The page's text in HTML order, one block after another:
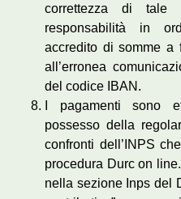
correttezza di
responsabilità in
accredito di somme a
all’erronea
del codice IBAN.
I pagamenti sono
possesso della
confronti dell’INPS
procedura Durc on
nella sezione Inps del